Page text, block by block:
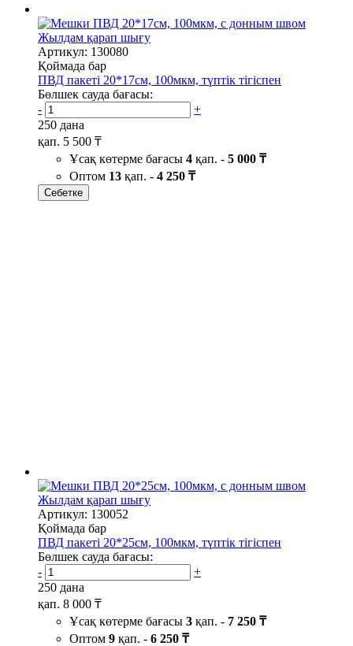
Жылдам қарап шығу
Артикул: 130080
Қоймада бар
ПВД пакеті 20*17см, 100мкм, түптік тігіспен
Бөлшек сауда бағасы:
-
+
250 дана
қап. 5 500 ₸
Ұсақ көтерме бағасы 4 қап. - 5 000 ₸
Оптом 13 қап. - 4 250 ₸
Себетке
Жылдам қарап шығу
Артикул: 130052
Қоймада бар
ПВД пакеті 20*25см, 100мкм, түптік тігіспен
Бөлшек сауда бағасы:
-
+
250 дана
қап. 8 000 ₸
Ұсақ көтерме бағасы 3 қап. - 7 250 ₸
Оптом 9 қап. - 6 250 ₸